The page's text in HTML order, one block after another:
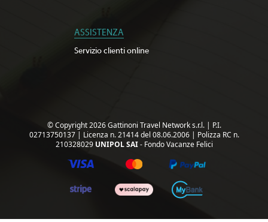
ASSISTENZA
Servizio clienti online
© Copyright 2026 Gattinoni Travel Network s.r.l. | P.I.
02713750137 | Licenza n. 21414 del 08.06.2006 | Polizza RC n.
210328029 UNIPOL SAI- Fondo Vacanze Felici